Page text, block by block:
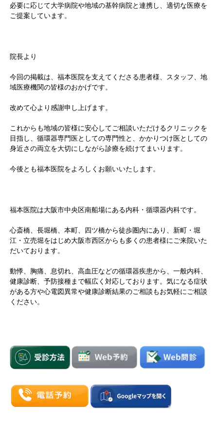
必要に応じて大学病院や地域の基幹病院と連携し、適切な医療を
ご提案しています。
院長より
今回の掲載は、福本医院を支えてくださる患者様、スタッフ、地
域医療機関の皆様のおかげです。
改めて心より感謝申し上げます。
これからも地域の皆様に安心してご相談いただけるクリニックを
目指し、循環器専門医としての専門性と、かかりつけ医としての
身近さの両立を大切にしながら診療を続けてまいります。
今後とも福本医院をよろしくお願いいたします。
福本医院は大阪市中央区南船場にある内科・循環器内科です。
心斎橋、長堀橋、本町、四ツ橋から徒歩圏内にあり、新町・堀
江・立売堀をはじめ大阪市西区からも多くの患者様にご来院いた
だいております。
動悸、胸痛、息切れ、高血圧などの循環器疾患から、一般内科、
健康診断、予防接種まで幅広く対応しております。気になる症状
がある方や心電図異常や健康診断結果のご相談もお気軽にご相談
ください。